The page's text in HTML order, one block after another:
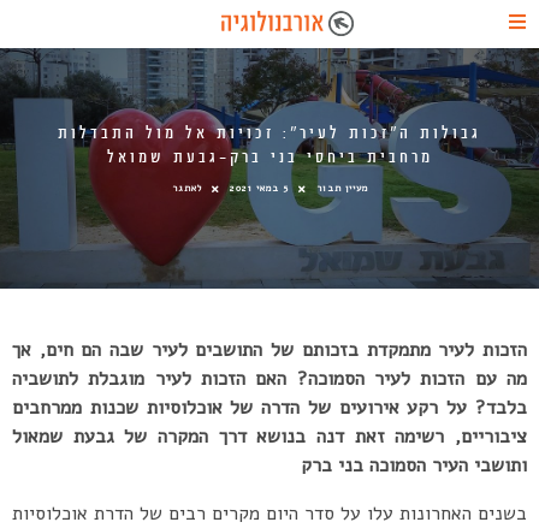
גבולות ה”זכות לעיר”: זכויות אל מול התבדלות
מרחבית ביחסי בני ברק-גבעת שמואל
מעיין תבור 5 במאי 2021 לאתגר
הזכות לעיר מתמקדת בזכותם של התושבים לעיר שבה הם חים, אך
מה עם הזכות לעיר הסמוכה? האם הזכות לעיר מוגבלת לתושביה
בלבד? על רקע אירועים של הדרה של אוכלוסיות שכנות ממרחבים
ציבוריים, רשימה זאת דנה בנושא דרך המקרה של גבעת שמאול
ותושבי העיר הסמוכה בני ברק
בשנים האחרונות עלו על סדר היום מקרים רבים של הדרת אוכלוסיות